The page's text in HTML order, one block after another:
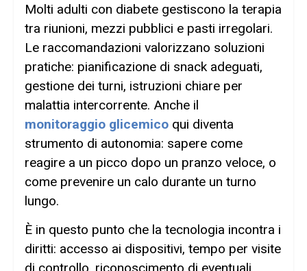
Molti adulti con diabete gestiscono la terapia
tra riunioni, mezzi pubblici e pasti irregolari.
Le raccomandazioni valorizzano soluzioni
pratiche: pianificazione di snack adeguati,
gestione dei turni, istruzioni chiare per
malattia intercorrente. Anche il
monitoraggio glicemico qui diventa
strumento di autonomia: sapere come
reagire a un picco dopo un pranzo veloce, o
come prevenire un calo durante un turno
lungo.
È in questo punto che la tecnologia incontra i
diritti: accesso ai dispositivi, tempo per visite